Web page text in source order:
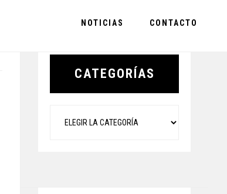
NOTICIAS CONTACTO
Primary
CATEGORÍAS